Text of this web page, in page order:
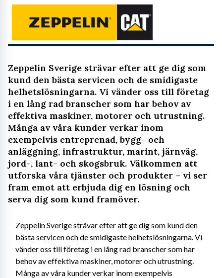
Zeppelin Sverige strävar efter att ge dig som
kund den bästa servicen och de smidigaste
helhetslösningarna. Vi vänder oss till företag
i en lång rad branscher som har behov av
effektiva maskiner, motorer och utrustning.
Många av våra kunder verkar inom
exempelvis entreprenad, bygg- och
anläggning, infrastruktur, marint, järnväg,
jord-, lant- och skogsbruk. Välkommen att
utforska våra tjänster och produkter – vi ser
fram emot att erbjuda dig en lösning och
serva dig som kund framöver.
Zeppelin Sverige strävar efter att ge dig som kund den
bästa servicen och de smidigaste helhetslösningarna. Vi
vänder oss till företag i en lång rad branscher som har
behov av effektiva maskiner, motorer och utrustning.
Många av våra kunder verkar inom exempelvis